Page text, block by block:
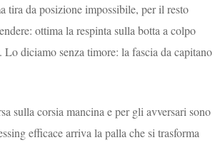
tira da posizione impossibile, per il resto
ottima la respinta sulla botta a colpo
diciamo senza timore: la fascia da capitano
sulla corsia mancina e per gli avversari sono
efficace arriva la palla che si trasforma